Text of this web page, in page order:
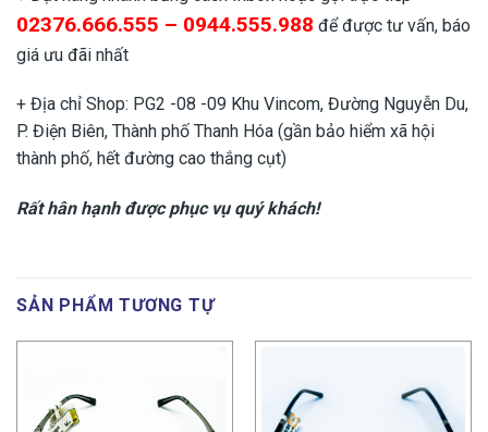
02376.666.555 – 0944.555.988 để được tư vấn, báo
giá ưu đãi nhất
+ Địa chỉ Shop: PG2 -08 -09 Khu Vincom, Đường Nguyễn Du,
P. Điện Biên, Thành phố Thanh Hóa (gần bảo hiểm xã hội
thành phố, hết đường cao thắng cụt)
Rất hân hạnh được phục vụ quý khách!
SẢN PHẨM TƯƠNG TỰ